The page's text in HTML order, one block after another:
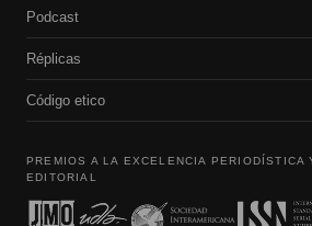
Podcast
Réplicas
Código etico
PREMIOS A LA EXCELENCIA PERIODÍSTICA
EDITORIAL